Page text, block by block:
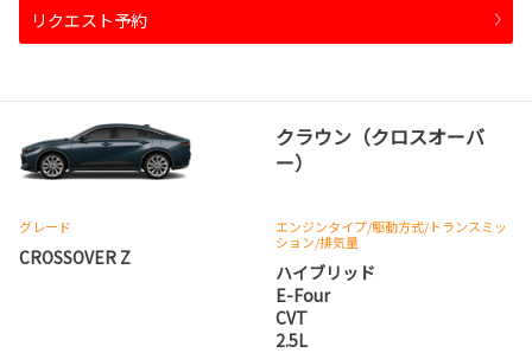
リクエスト予約
クラウン（クロスオーバ
ー）
グレード
CROSSOVER Z
エンジンタイプ/駆動方式/トランスミッ
ション/排気量
ハイブリッド
E-Four
CVT
2.5L